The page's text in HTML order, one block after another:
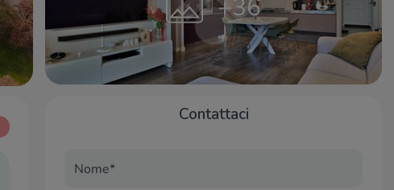
+36
Contattaci
Nome*